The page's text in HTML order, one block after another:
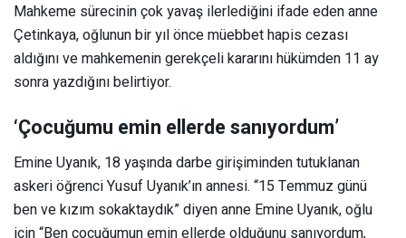
Mahkeme sürecinin çok yavaş ilerlediğini ifade eden anne
Çetinkaya, oğlunun bir yıl önce müebbet hapis cezası
aldığını ve mahkemenin gerekçeli kararını hükümden 11 ay
sonra yazdığını belirtiyor.
‘Çocuğumu emin ellerde sanıyordum’
Emine Uyanık, 18 yaşında darbe girişiminden tutuklanan
askeri öğrenci Yusuf Uyanık’ın annesi. “15 Temmuz günü
ben ve kızım sokaktaydık” diyen anne Emine Uyanık, oğlu
için “Ben çocuğumun emin ellerde olduğunu sanıyordum,